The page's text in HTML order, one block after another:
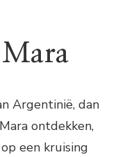
Mara
Argentinië, dan
ontdekken,
een kruising